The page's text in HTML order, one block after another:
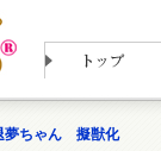
夢ちゃん 擬獣化